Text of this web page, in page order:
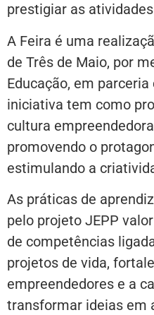
prestigiar as
A Feira é uma
de Três de Maio, por
Educação, em parceria
iniciativa tem como
cultura
promovendo o
estimulando a
As práticas de
pelo projeto JEPP
de competências
projetos de vida,
empreendedores e a
transformar ideias em